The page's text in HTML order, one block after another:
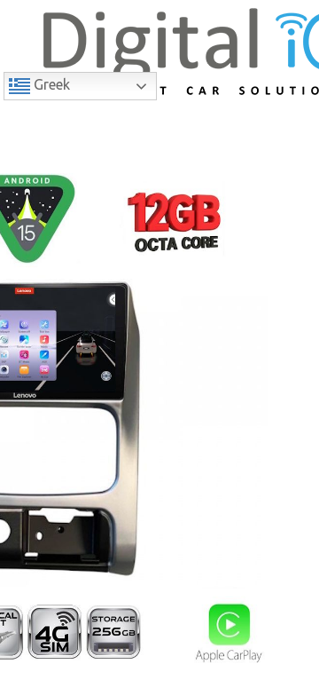
Greek
7% Έκπτωση